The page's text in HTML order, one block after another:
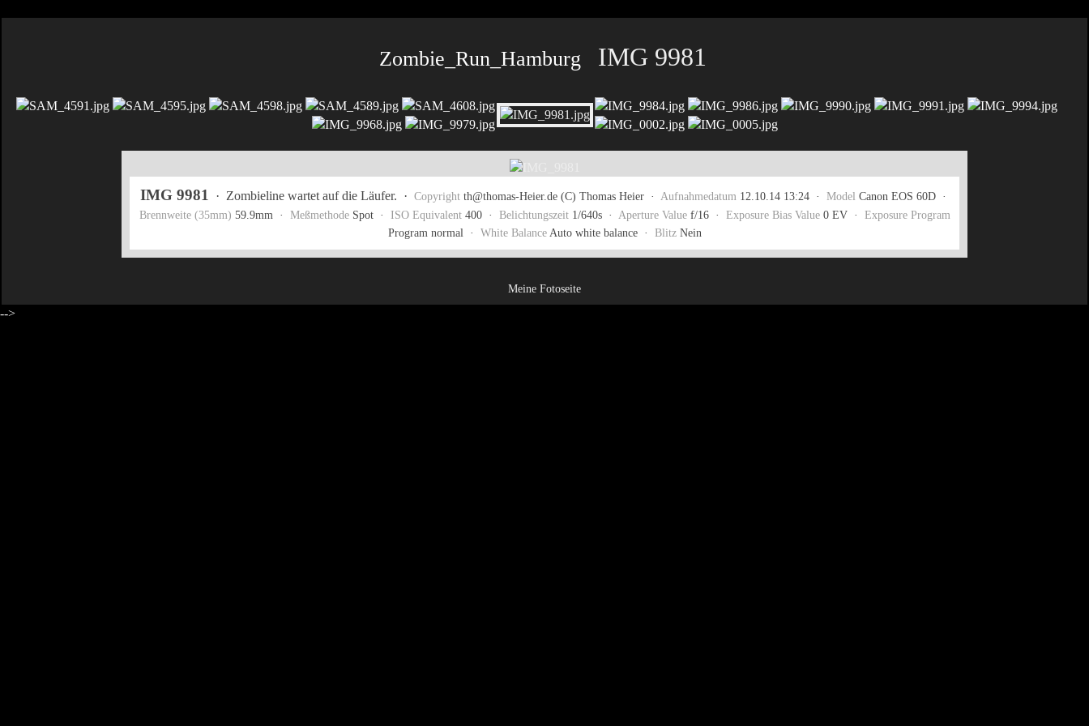
Zombie_Run_Hamburg IMG 9981
IMG 9981 · Zombieline wartet auf die Läufer. · Copyrightth@thomas-Heier.de (C) Thomas Heier · Aufnahmedatum 12.10.14 13:24 · Model Canon EOS 60D ·
Brennweite (35mm) 59.9mm · MeßmethodeSpot · ISO Equivalent400 · Belichtungszeit1/640s · Aperture Valuef/16 · Exposure Bias Value0 EV · Exposure Program
Program normal · White BalanceAuto white balance · BlitzNein
Meine Fotoseite
-->